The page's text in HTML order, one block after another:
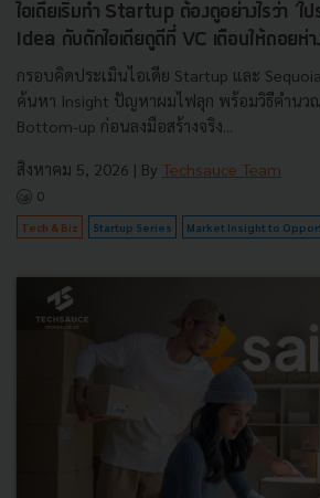
ไอเดียเริ่มทำ Startup ต้องดูอย่างไรว่า ‘
Idea กับดักไอเดียดูดีที่ VC เตือนให้ถอยห่า
กรอบคิดประเมินไอเดีย Startup และ
ค้นหา Insight ปัญหาผมไฟลุก พร้อมวิธีคำนว
Bottom-up ก่อนลงมือสร้างจริง...
สิงหาคม 5, 2026 | By Techsauce Team
0
Tech & Biz Startup Series Market Insight to